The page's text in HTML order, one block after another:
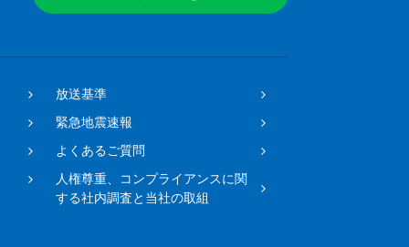
放送基準
緊急地震速報
よくあるご質問
人権尊重、コンプライアンスに関
する社内調査と当社の取組